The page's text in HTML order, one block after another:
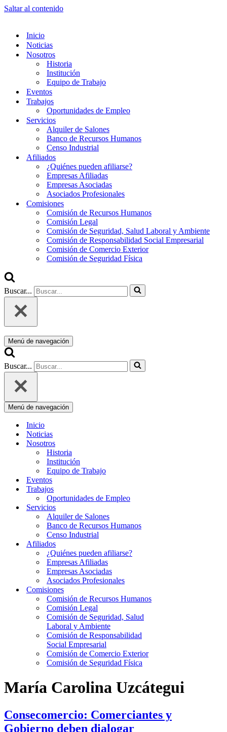
Saltar al contenido
Inicio
Noticias
Nosotros
Historia
Institución
Equipo de Trabajo
Eventos
Trabajos
Oportunidades de Empleo
Servicios
Alquiler de Salones
Banco de Recursos Humanos
Censo Industrial
Afiliados
¿Quiénes pueden afiliarse?
Empresas Afiliadas
Empresas Asociadas
Asociados Profesionales
Comisiones
Comisión de Recursos Humanos
Comisión Legal
Comisión de Seguridad, Salud Laboral y Ambiente
Comisión de Responsabilidad Social Empresarial
Comisión de Comercio Exterior
Comisión de Seguridad Física
Buscar...
Menú de navegación
Buscar...
Menú de navegación
Inicio
Noticias
Nosotros
Historia
Institución
Equipo de Trabajo
Eventos
Trabajos
Oportunidades de Empleo
Servicios
Alquiler de Salones
Banco de Recursos Humanos
Censo Industrial
Afiliados
¿Quiénes pueden afiliarse?
Empresas Afiliadas
Empresas Asociadas
Asociados Profesionales
Comisiones
Comisión de Recursos Humanos
Comisión Legal
Comisión de Seguridad, Salud
Laboral y Ambiente
Comisión de Responsabilidad
Social Empresarial
Comisión de Comercio Exterior
Comisión de Seguridad Física
María Carolina Uzcátegui
Consecomercio: Comerciantes y
Gobierno deben dialogar